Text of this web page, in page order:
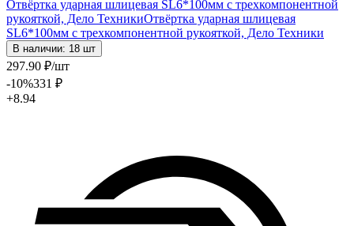
Отвёртка ударная шлицевая SL6*100мм с трехкомпонентной
рукояткой, Дело ТехникиОтвёртка ударная шлицевая
SL6*100мм с трехкомпонентной рукояткой, Дело Техники
В наличии: 18 шт
297.90 ₽/шт
-10%331 ₽
+8.94